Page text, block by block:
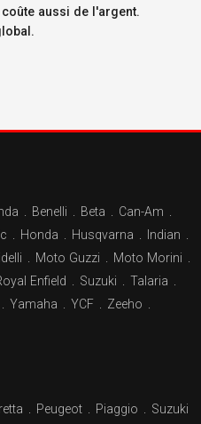
aussi de l'argent.
Benelli Beta Can-Am
Honda Husqvarna Indian
Moto Guzzi Moto Morini
Enfield Suzuki Talaria
Yamaha YCF Zeeho
Peugeot Piaggio
Suzuki